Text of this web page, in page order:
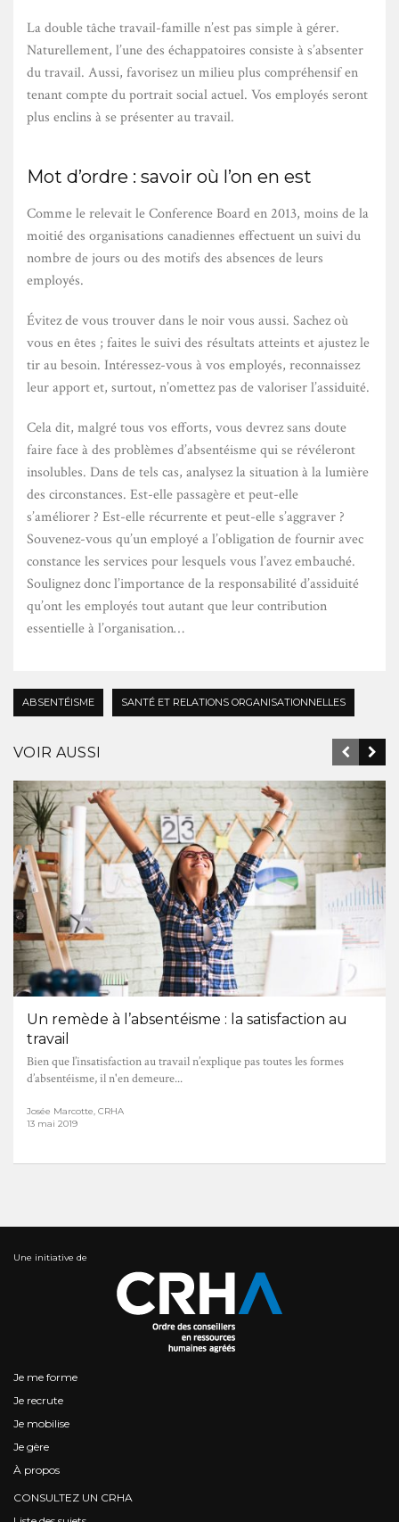
La double tâche travail-famille n’est pas simple à gérer.
Naturellement, l’une des échappatoires consiste à s’absenter
du travail. Aussi, favorisez un milieu plus compréhensif en
tenant compte du portrait social actuel. Vos employés seront
plus enclins à se présenter au travail.
Mot d’ordre : savoir où l’on en est
Comme le relevait le Conference Board en 2013, moins de la
moitié des organisations canadiennes effectuent un suivi du
nombre de jours ou des motifs des absences de leurs
employés.
Évitez de vous trouver dans le noir vous aussi. Sachez où
vous en êtes ; faites le suivi des résultats atteints et ajustez le
tir au besoin. Intéressez-vous à vos employés, reconnaissez
leur apport et, surtout, n’omettez pas de valoriser l’assiduité.
Cela dit, malgré tous vos efforts, vous devrez sans doute
faire face à des problèmes d’absentéisme qui se révéleront
insolubles. Dans de tels cas, analysez la situation à la lumière
des circonstances. Est-elle passagère et peut-elle
s’améliorer ? Est-elle récurrente et peut-elle s’aggraver ?
Souvenez-vous qu’un employé a l’obligation de fournir avec
constance les services pour lesquels vous l’avez embauché.
Soulignez donc l’importance de la responsabilité d’assiduité
qu’ont les employés tout autant que leur contribution
essentielle à l’organisation…
ABSENTÉISME SANTÉ ET RELATIONS ORGANISATIONNELLES
VOIR AUSSI
Un remède à l’absentéisme : la satisfaction au
travail
Bien que l’insatisfaction au travail n’explique pas toutes les formes
d’absentéisme, il n'en demeure...
Josée Marcotte, CRHA
13 mai 2019
Une initiative de
Je me forme
Je recrute
Je mobilise
Je gère
À propos
CONSULTEZ UN CRHA